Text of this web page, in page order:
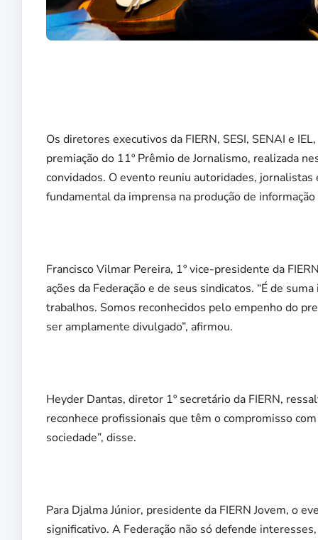
Os diretores executivos da FIERN, SESI, SENAI e
premiação do 11º Prêmio de Jornalismo, realizada
convidados. O evento reuniu autoridades,
fundamental da imprensa na produção de
Francisco Vilmar Pereira, 1º vice-presidente da
ações da Federação e de seus sindicatos. “É de
trabalhos. Somos reconhecidos pelo empenho do
ser amplamente divulgado”, afirmou.
Heyder Dantas, diretor 1º secretário da FIERN,
reconhece profissionais que têm o compromisso
sociedade”, disse.
Para Djalma Júnior, presidente da FIERN Jovem, o
significativo. A Federação não só defende